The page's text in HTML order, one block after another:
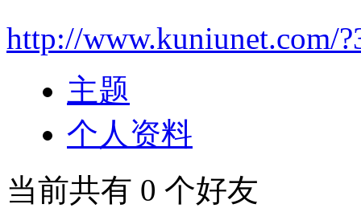
http://www.kuniunet.com/
主题
个人资料
当前共有 0 个好友